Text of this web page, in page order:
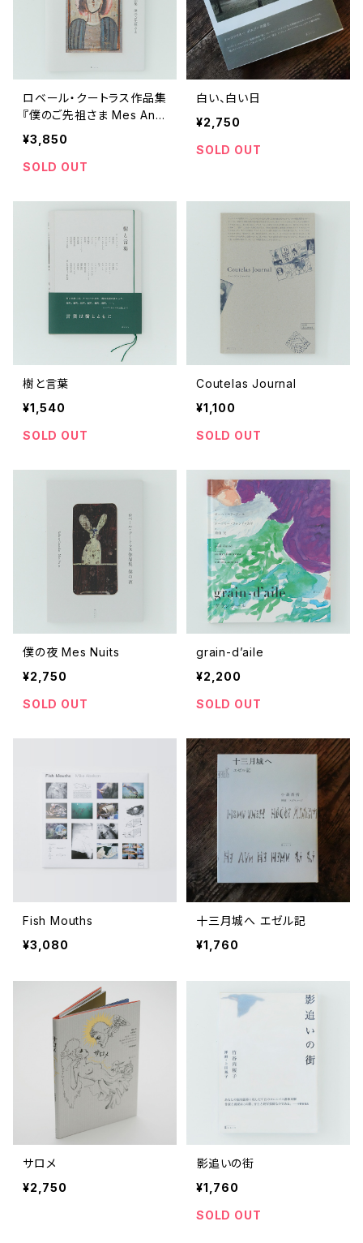
ロベール・クートラス作品集
『僕のご先祖さま Mes Anc
êtres』
¥3,850
SOLD OUT
白い、白い日
¥2,750
SOLD OUT
樹と言葉
¥1,540
SOLD OUT
Coutelas Journal
¥1,100
SOLD OUT
僕の夜 Mes Nuits
¥2,750
SOLD OUT
grain-d’aile
¥2,200
SOLD OUT
Fish Mouths
¥3,080
十三月城へ エゼル記
¥1,760
サロメ
¥2,750
影追いの街
¥1,760
SOLD OUT